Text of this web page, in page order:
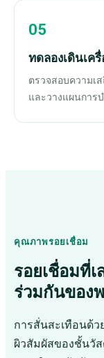
ทดลองเดินเค
ตรวจสอบความเ
และวางแผนการ
คุณภาพรอยเชื่อม
รอยเชื่อมที่
ร่วมกันของ
การสั่นสะเทือนด้
ผิวสัมผัสของชั้นวัส